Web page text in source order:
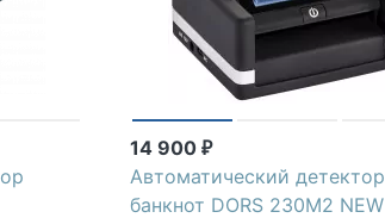
14 900₽
Автоматический детектор
банкнот DORS 230М2 NEW